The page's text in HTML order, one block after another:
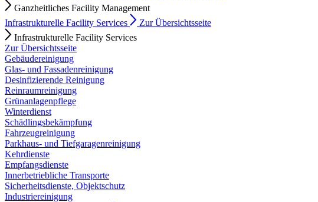
Ganzheitliches Facility Management
Infrastrukturelle Facility Services
Zur Übersichtsseite
Infrastrukturelle Facility Services
Zur Übersichtsseite
Gebäudereinigung
Glas- und Fassadenreinigung
Desinfizierende Reinigung
Reinraumreinigung
Grünanlagenpflege
Winterdienst
Schädlingsbekämpfung
Fahrzeugreinigung
Parkhaus- und Tiefgaragenreinigung
Kehrdienste
Empfangsdienste
Innerbetriebliche Transporte
Sicherheitsdienste, Objektschutz
Industriereinigung